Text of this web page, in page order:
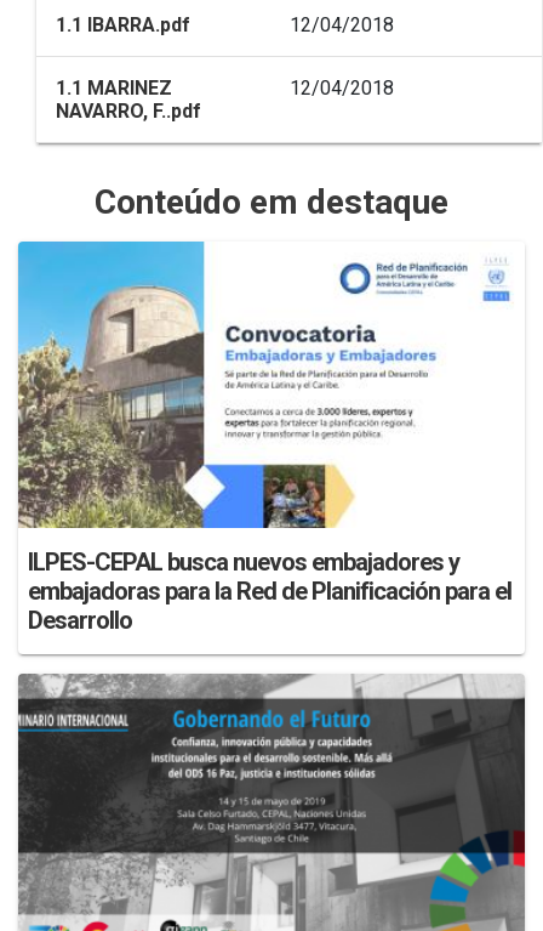
1.1 IBARRA.pdf 12/04/2018
1.1 MARINEZ
NAVARRO, F..pdf
12/04/2018
Conteúdo em destaque
ILPES-CEPAL busca nuevos embajadores y
embajadoras para la Red de Planificación para el
Desarrollo